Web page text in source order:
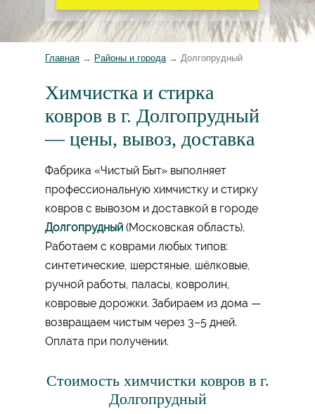
Главная → Районы и города → Долгопрудный
Химчистка и стирка
ковров в г. Долгопрудный
— цены, вывоз, доставка
Фабрика «Чистый Быт» выполняет
профессиональную химчистку и стирку
ковров с вывозом и доставкой в городе
Долгопрудный (Московская область).
Работаем с коврами любых типов:
синтетические, шерстяные, шёлковые,
ручной работы, паласы, ковролин,
ковровые дорожки. Забираем из дома —
возвращаем чистым через 3–5 дней.
Оплата при получении.
Стоимость химчистки ковров в г.
Долгопрудный